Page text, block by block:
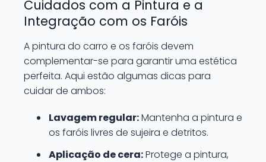
Cuidados com a Pintura e a
Integração com os Faróis
A pintura do carro e os faróis devem
complementar-se para garantir uma estética
perfeita. Aqui estão algumas dicas para
cuidar de ambos:
Lavagem regular:Mantenha a pintura e
os faróis livres de sujeira e detritos.
Aplicação de cera:Protege a pintura,